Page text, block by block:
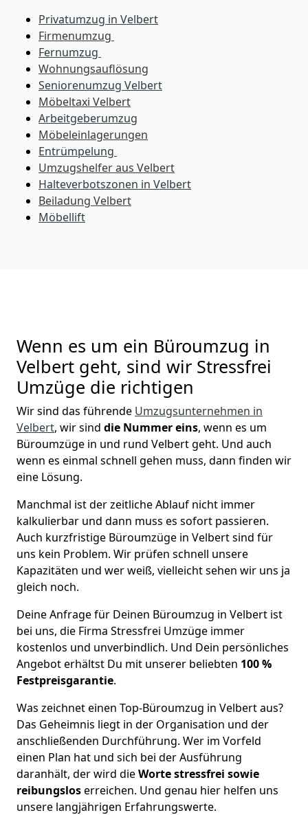
Privatumzug in Velbert
Firmenumzug
Fernumzug
Wohnungsauflösung
Seniorenumzug Velbert
Möbeltaxi Velbert
Arbeitgeberumzug
Möbeleinlagerungen
Entrümpelung
Umzugshelfer aus Velbert
Halteverbotszonen in Velbert
Beiladung Velbert
Möbellift
Wenn es um ein Büroumzug in
Velbert geht, sind wir Stressfrei
Umzüge die richtigen
Wir sind das führende Umzugsunternehmen in
Velbert, wir sind die Nummer eins, wenn es um
Büroumzüge in und rund Velbert geht. Und auch
wenn es einmal schnell gehen muss, dann finden wir
eine Lösung.
Manchmal ist der zeitliche Ablauf nicht immer
kalkulierbar und dann muss es sofort passieren.
Auch kurzfristige Büroumzüge in Velbert sind für
uns kein Problem. Wir prüfen schnell unsere
Kapazitäten und wer weiß, vielleicht sehen wir uns ja
gleich noch.
Deine Anfrage für Deinen Büroumzug in Velbert ist
bei uns, die Firma Stressfrei Umzüge immer
kostenlos und unverbindlich. Und Dein persönliches
Angebot erhältst Du mit unserer beliebten 100 %
Festpreisgarantie.
Was zeichnet einen Top-Büroumzug in Velbert aus?
Das Geheimnis liegt in der Organisation und der
anschließenden Durchführung. Wer im Vorfeld
einen Plan hat und sich bei der Ausführung
daranhält, der wird dieWorte stressfrei sowie
reibungsloserreichen. Und genau hier helfen uns
unsere langjährigen Erfahrungswerte.